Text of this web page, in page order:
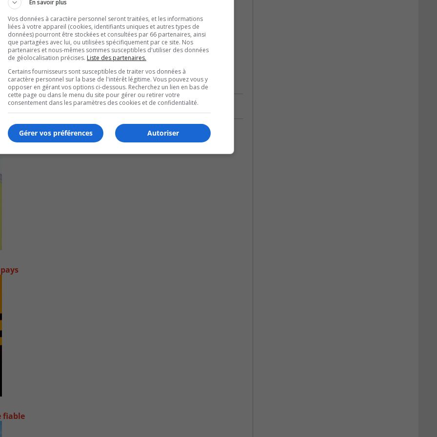
à 480 000$ l’an passé.
2021 à 373 000$ le mois dernier, une variation de 25%.
fiable
En savoir plus
Vos données à caractère personnel seront traitées, et les informations
liées à votre appareil (cookies, identifiants uniques et autres types de
données) pourront être stockées et consultées par 66 partenaires, ainsi
que partagées avec lui, ou utilisées spécifiquement par ce site. Nos
partenaires et nous-mêmes sommes susceptibles d'utiliser des données
de géolocalisation précises. Liste des partenaires.
Certains fournisseurs sont susceptibles de traiter vos données à
caractère personnel sur la base de l'intérêt légitime. Vous pouvez vous y
opposer en gérant vos options ci-dessous. Recherchez un lien en bas de
cette page ou dans le menu du site pour gérer ou retirer votre
consentement dans les paramètres des cookies et de confidentialité.
Autoriser
Gérer vos préférences